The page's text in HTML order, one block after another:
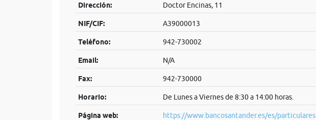
Dirección: Doctor Encinas, 11
NIF/CIF: A39000013
Teléfono: 942-730002
Email: N/A
Fax: 942-730000
Horario: De Lunes a Viernes de 8:30 a 14:00 horas.
Página web: https://www.bancosantander.es/es/particulares